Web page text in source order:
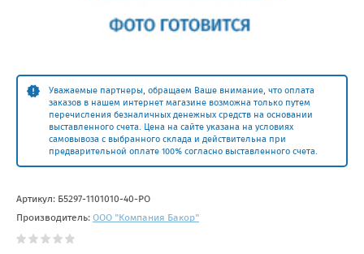
Уважаемые партнеры, обращаем Ваше внимание, что оплата
заказов в нашем интернет магазине возможна только путем
перечисления безналичных денежных средств на основании
выставленного счета. Цена на сайте указана на условиях
самовывоза с выбранного склада и действительна при
предварительной оплате 100% согласно выставленного счета.
Артикул: Б5297-1101010-40-PO
Производитель: ООО "Компания Бакор"